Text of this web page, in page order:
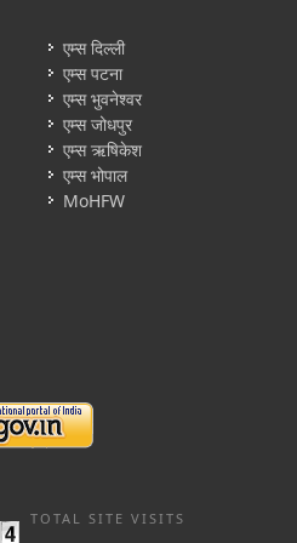
एम्स दिल्ली
एम्स पटना
एम्स भुवनेश्वर
एम्स जोधपुर
एम्स ऋषिकेश
एम्स भोपाल
MoHFW
TOTAL SITE VISITS